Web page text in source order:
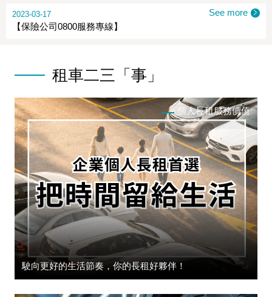
2023-03-17
【保險公司0800服務專線】
See more
租車二三「事」
個人長租服務價值
駛向更好的生活節奏，你的長租好夥伴！